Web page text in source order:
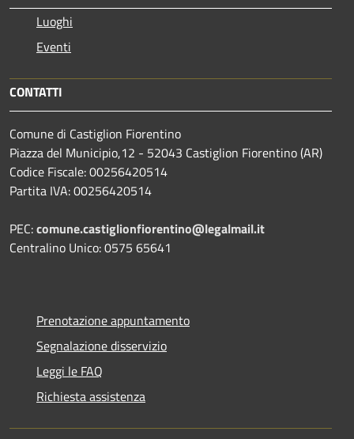
Luoghi
Eventi
CONTATTI
Comune di Castiglion Fiorentino
Piazza del Municipio,12 - 52043 Castiglion Fiorentino (AR)
Codice Fiscale: 00256420514
Partita IVA: 00256420514
PEC:comune.castiglionfiorentino@legalmail.it
Centralino Unico: 0575 65641
Prenotazione appuntamento
Segnalazione disservizio
Leggi le FAQ
Richiesta assistenza